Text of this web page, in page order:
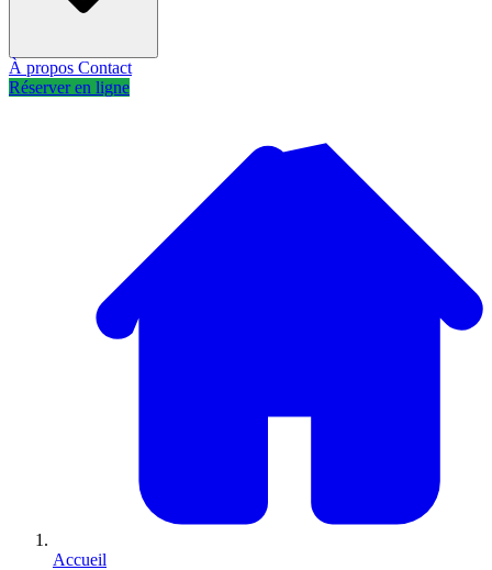
À propos Contact
Réserver en ligne
Accueil